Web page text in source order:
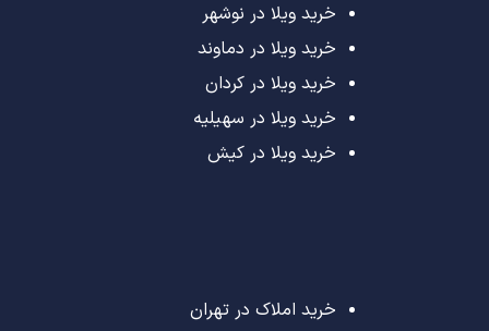
خرید ویلا در نوشهر
خرید ویلا در دماوند
خرید ویلا در کردان
خرید ویلا در سهیلیه
خرید ویلا در کیش
خرید املاک در تهران